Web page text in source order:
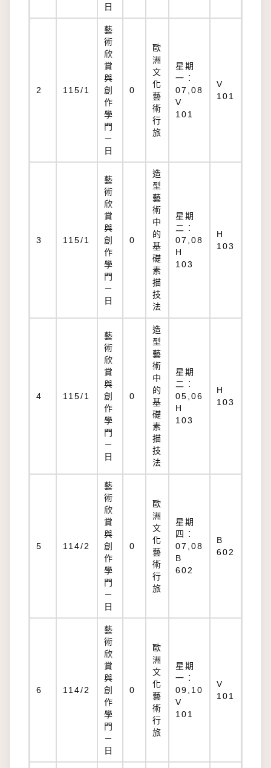
日
2 115/1
藝
術
欣
賞
與
創
作
學
門
－
日
0
歐
洲
文
化
藝
術
行
旅
星期
一：
07,08
V
101
V
101
3 115/1
藝
術
欣
賞
與
創
作
學
門
－
日
0
造
型
藝
術
中
的
基
礎
素
描
技
法
星期
二：
07,08
H
103
H
103
4 115/1
藝
術
欣
賞
與
創
作
學
門
－
日
0
造
型
藝
術
中
的
基
礎
素
描
技
法
星期
二：
05,06
H
103
H
103
5 114/2
藝
術
欣
賞
與
創
作
學
門
－
日
0
歐
洲
文
化
藝
術
行
旅
星期
四：
07,08
B
602
B
602
6 114/2
藝
術
欣
賞
與
創
作
學
門
－
日
0
歐
洲
文
化
藝
術
行
旅
星期
一：
09,10
V
101
V
101